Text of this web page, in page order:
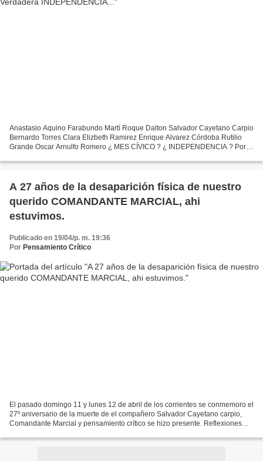
Anastasio Aquino Farabundo Martí Roque Dalton Salvador Cayetano Carpio
Bernardo Torres Clara Elizbeth Ramirez Enrique Alvarez Córdoba Rutilio
Grande Oscar Arnulfo Romero ¿ MES CÍVICO ? ¿ INDEPENDENCIA ? Por
A 27 años de la desaparición física de nuestro
querido COMANDANTE MARCIAL, ahi
estuvimos.
Publicado en 19/04/p. m. 19:36
Por Pensamiento Crítico
El pasado domingo 11 y lunes 12 de abril de los corrientes se conmemoro el
27º aniversario de la muerte de el compañero Salvador Cayetano carpio,
Comandante Marcial y pensamiento crítico se hizo presente. Reflexiones